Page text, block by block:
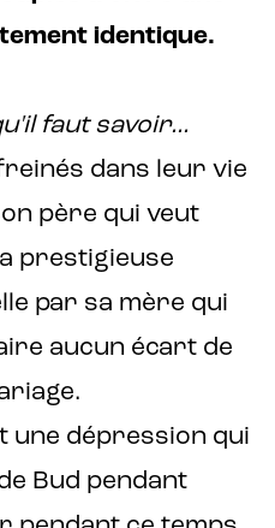
identique.
faut savoir...
dans leur vie
père qui veut
prestigieuse
par sa mère qui
aucun écart de
une dépression qui
Bud pendant